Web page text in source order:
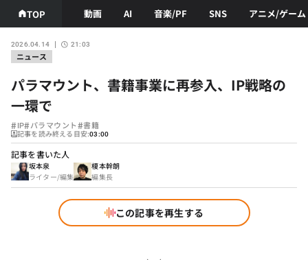
TOP 動画 AI 音楽/PF SNS アニメ/ゲーム
ニュース
2026.04.14 21:03
パラマウント、書籍事業に再参入、IP戦略の
一環で
#IP#パラマウント#書籍
記事を読み終える目安:03:00
記事を書いた人
坂本泉
ライター/編集
榎本幹朗
編集長
この記事を再生する